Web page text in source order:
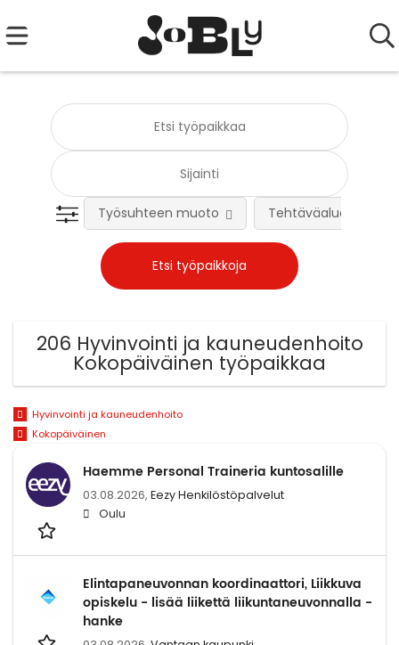
Työsuhteen muoto Tehtäväalue
206 Hyvinvointi ja kauneudenhoito
Kokopäiväinen työpaikkaa
Hyvinvointi ja kauneudenhoito
Kokopäiväinen
Haemme Personal Traineria kuntosalille
03.08.2026, Eezy Henkilöstöpalvelut
Oulu
Elintapaneuvonnan koordinaattori, Liikkuva
opiskelu - lisää liikettä liikuntaneuvonnalla -
hanke